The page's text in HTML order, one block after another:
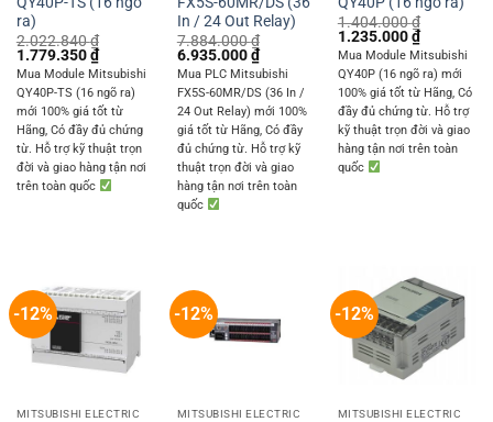
ra)
2.022.840₫
Original
price
was:
2.022.840 ₫.
1.779.350₫Current
price
is:
1.779.350 ₫.
Mua Module Mitsubishi
QY40P-TS (16 ngõ ra)
mới 100% giá tốt từ
Hãng, Có đầy đủ chứng
từ. Hỗ trợ kỹ thuật trọn
đời và giao hàng tận nơi
trên toàn quốc
In / 24 Out Relay)
7.884.000₫
Original
price
was:
7.884.000 ₫.
6.935.000₫Current
price
is:
6.935.000 ₫.
Mua PLC Mitsubishi
FX5S-60MR/DS (36 In /
24 Out Relay) mới 100%
giá tốt từ Hãng, Có đầy
đủ chứng từ. Hỗ trợ kỹ
thuật trọn đời và giao
hàng tận nơi trên toàn
quốc
1.404.000₫
Original
price
was:
1.404.000 ₫.
1.235.000₫Current
price
is:
1.235.000
Mua Module Mitsubishi
QY40P (16 ngõ ra) mới
100% giá tốt từ Hãng, Có
đầy đủ chứng từ. Hỗ trợ
kỹ thuật trọn đời và giao
hàng tận nơi trên toàn
quốc
-12%
MITSUBISHI ELECTRIC
-12%
MITSUBISHI ELECTRIC
-12%
MITSUBISHI ELECTRIC